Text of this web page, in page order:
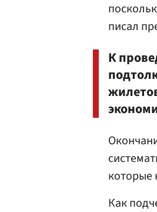
писал
К
которые
Как